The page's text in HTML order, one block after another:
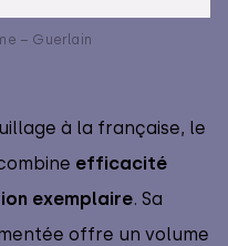
– Guerlain
à la française, le
efficacité
exemplaire. Sa
offre un volume